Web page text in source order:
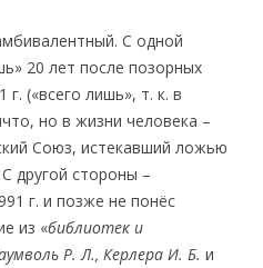
С одной
20 лет после позорных
г. («всего лишь», т. к. в
но в жизни человека –
Союз, истекавший ложью
другой стороны –
г. и позже не понёс
из «библиотек и
Р. Л., Керлера И. Б. и